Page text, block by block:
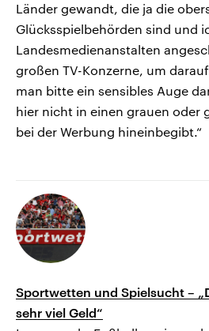
Länder gewandt, die ja die
Glücksspielbehörden sind und
Landesmedienanstalten
großen TV-Konzerne, um
man bitte ein sensibles Auge
hier nicht in einen grauen oder
bei der Werbung hineinbegibt.“
Sportwetten und Spielsucht –
sehr viel Geld“